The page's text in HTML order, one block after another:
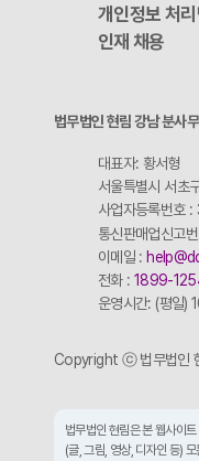
개인정보 처
인재 채용
법무법인 현림 강남 분사
대표자: 황서형
서울특별시 서
사업자등록번
통신판매업신고
이메일 :
전화 : 1899-
운영시간: (평일
Copyright ⓒ 법무법인
법무법인 현림은 본 웹사이
(글, 그림, 영상, 디자인 등)